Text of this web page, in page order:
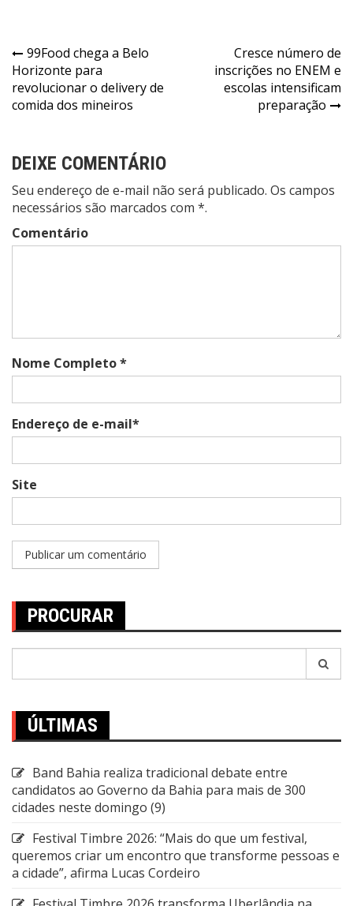
Navegação
de
Post
99Food chega a Belo
Horizonte para
revolucionar o delivery de
comida dos mineiros
Cresce número de
inscrições no ENEM e
escolas intensificam
preparação
DEIXE COMENTÁRIO
Seu endereço de e-mail não será publicado. Os campos
necessários são marcados com *.
Comentário
Nome Completo *
Endereço de e-mail*
Site
PROCURAR
ÚLTIMAS
Band Bahia realiza tradicional debate entre
candidatos ao Governo da Bahia para mais de 300
cidades neste domingo (9)
Festival Timbre 2026: “Mais do que um festival,
queremos criar um encontro que transforme pessoas e
a cidade”, afirma Lucas Cordeiro